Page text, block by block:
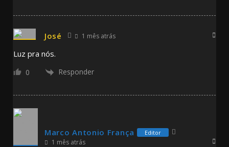
José 1 mês atrás
Luz pra nós.
0 Responder
Marco Antonio França Editor
1 mês atrás